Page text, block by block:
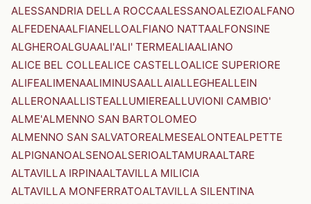
ALESSANDRIA DELLA ROCCAALESSANOALEZIOALFANO
ALFEDENAALFIANELLOALFIANO NATTAALFONSINE
ALGHEROALGUAALI'ALI' TERMEALIAALIANO
ALICE BEL COLLEALICE CASTELLOALICE SUPERIORE
ALIFEALIMENAALIMINUSAALLAIALLEGHEALLEIN
ALLERONAALLISTEALLUMIEREALLUVIONI CAMBIO'
ALME'ALMENNO SAN BARTOLOMEO
ALMENNO SAN SALVATOREALMESEALONTEALPETTE
ALPIGNANOALSENOALSERIOALTAMURAALTARE
ALTAVILLA IRPINAALTAVILLA MILICIA
ALTAVILLA MONFERRATOALTAVILLA SILENTINA